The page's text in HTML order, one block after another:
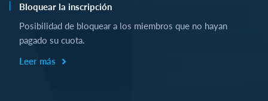
Bloquear la inscripción
Posibilidad de bloquear a los miembros que no hayan
pagado su cuota.
Leer más